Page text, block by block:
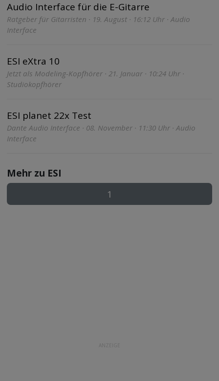
Audio Interface für die E-Gitarre
Ratgeber für Gitarristen · 19. August · 16:12 Uhr · Audio
Interface
ESI eXtra 10
Jetzt als Modeling-Kopfhörer · 21. Januar · 10:24 Uhr ·
Studiokopfhörer
ESI planet 22x Test
Dante Audio Interface · 08. November · 11:30 Uhr · Audio
Interface
Mehr zu ESI
1
ANZEIGE